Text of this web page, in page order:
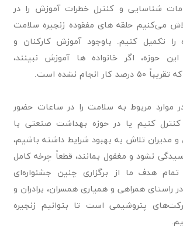
شناسایی و کنترل خطرات آموزش را در
می‌کنیم حلقه های مفقوده زنجیره سلامت
را تکمیل کنیم. باوجود آموزش کارکنان و
این حوزه، اگر خانواده ها آموزش نبینند،
انجام نشده است.‌
موارد مربوط به سلامت را در ساعات حضور
کنیم یا در حوزه بهداشت صنعتی با
مدیران تلاش به بهبود شرایط داشته باشیم،
نشود و مغفول بمانند، قطعاً چرخه کامل
تمام هدف ما از برگزاری چنین جشنواره‌ای
راستای همراهی و همیاری همسران، برادران و
پتروشیمی است تا بتوانیم زنجیره